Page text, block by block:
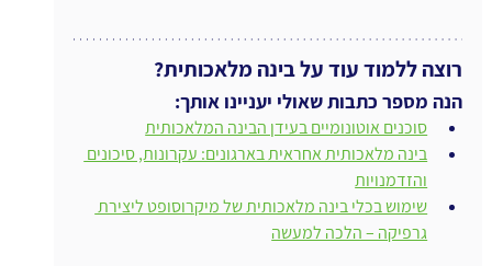
רוצה ללמוד עוד על בינה מלאכותית?
הנה מספר כתבות שאולי יעניינו אותך:
סוכנים אוטונומיים בעידן הבינה המלאכותית
בינה מלאכותית אחראית בארגונים: עקרונות, סיכונים
והזדמנויות
שימוש בכלי בינה מלאכותית של מיקרוסופט ליצירת
גרפיקה – הלכה למעשה